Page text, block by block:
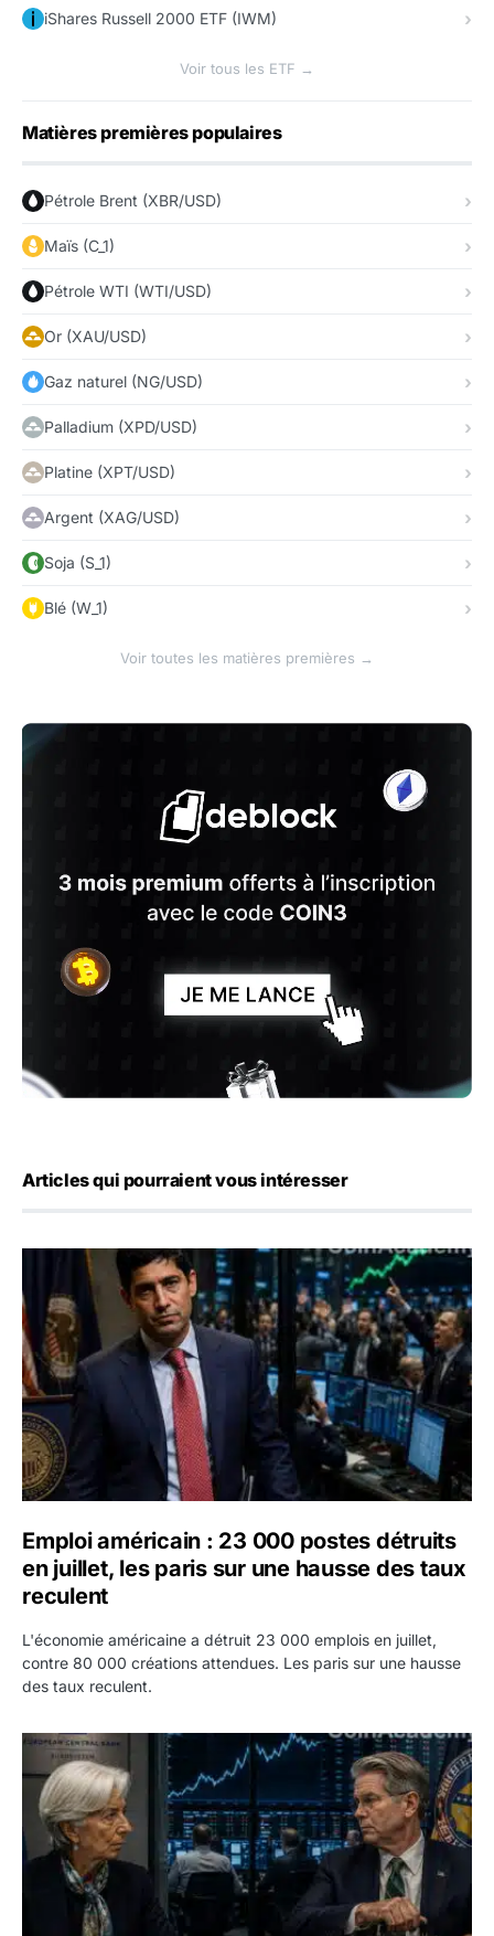
iShares Russell 2000 ETF (IWM)
Voir tous les ETF →
Matières premières populaires
Pétrole Brent (XBR/USD)
Maïs (C_1)
Pétrole WTI (WTI/USD)
Or (XAU/USD)
Gaz naturel (NG/USD)
Palladium (XPD/USD)
Platine (XPT/USD)
Argent (XAG/USD)
Soja (S_1)
Blé (W_1)
Voir toutes les matières premières →
Articles qui pourraient vous intéresser
Emploi américain : 23 000 postes détruits en juillet, les
Emploi américain : 23 000 postes détruits
en juillet, les paris sur une hausse des taux
reculent
L'économie américaine a détruit 23 000 emplois en juillet,
contre 80 000 créations attendues. Les paris sur une hausse
des taux reculent.
Yen : Washington a vendu des euros sans prévenir la